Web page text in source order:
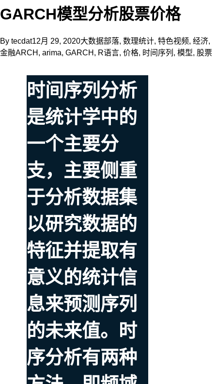
GARCH模型分析股票价格
By tecdat12月 29, 2020大数据部落, 数理统计, 特色视频, 经济,
金融ARCH , arima, GARCH , R语言, 价格, 时间序列 , 模型, 股票
时间序列分析
是统计学中的
一个主要分
支，主要侧重
于分析数据集
以研究数据的
特征并提取有
意义的统计信
息来预测序列
的未来值。时
序分析有两种